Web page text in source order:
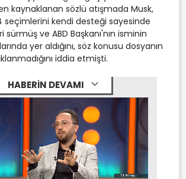
kaynaklanan sözlü atışmada Musk,
seçimlerini kendi desteği sayesinde
sürmüş ve ABD Başkanı'nın isminin
yer aldığını, söz konusu dosyanın
iddia etmişti.
HABERİN DEVAMI